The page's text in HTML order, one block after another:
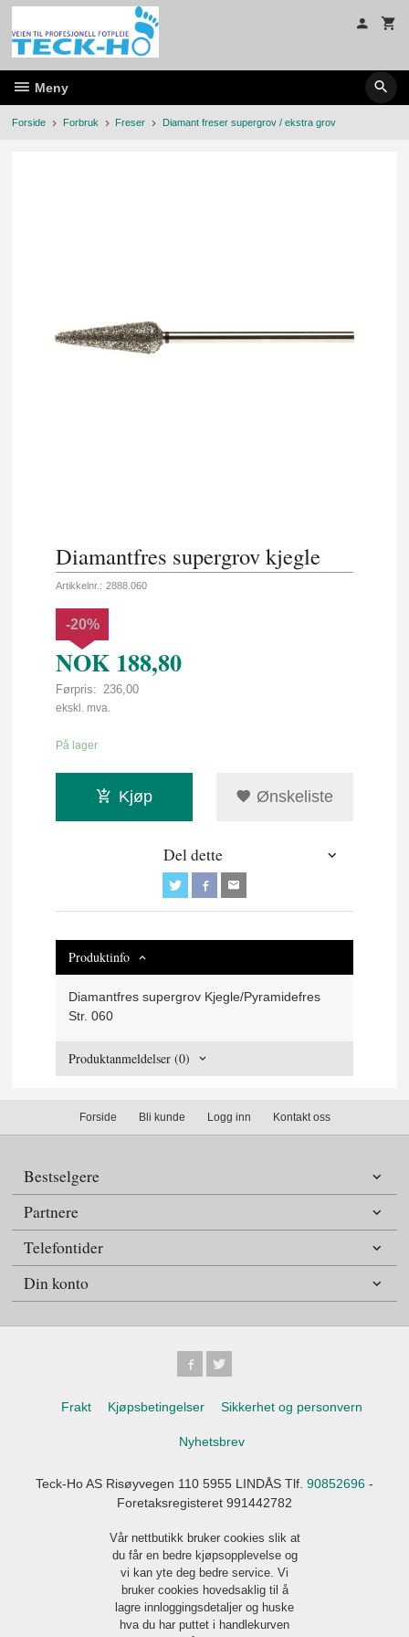
Gå
innholdet
Meny
Forside Forbruk Freser Diamant freser supergrov / ekstra grov
Diamantfres supergrov kjegle
Artikkelnr.: 2888.060
NOK 188,80
Førpris: 236,00
Rabatt
-20%
ekskl. mva.
På lager
Kjøp Ønskeliste
Del dette
Produktinfo
Diamantfres supergrov Kjegle/Pyramidefres
Str. 060
Produktanmeldelser (0)
Forside Bli kunde Logg inn Kontakt oss
Bestselgere
Partnere
Telefontider
Din konto
Frakt Kjøpsbetingelser Sikkerhet og personvern
Nyhetsbrev
Teck-Ho AS Risøyvegen 110 5955 LINDÅS Tlf. 90852696 -
Foretaksregisteret 991442782
Vår nettbutikk bruker cookies slik at
du får en bedre kjøpsopplevelse og
vi kan yte deg bedre service. Vi
bruker cookies hovedsaklig til å
lagre innloggingsdetaljer og huske
hva du har puttet i handlekurven